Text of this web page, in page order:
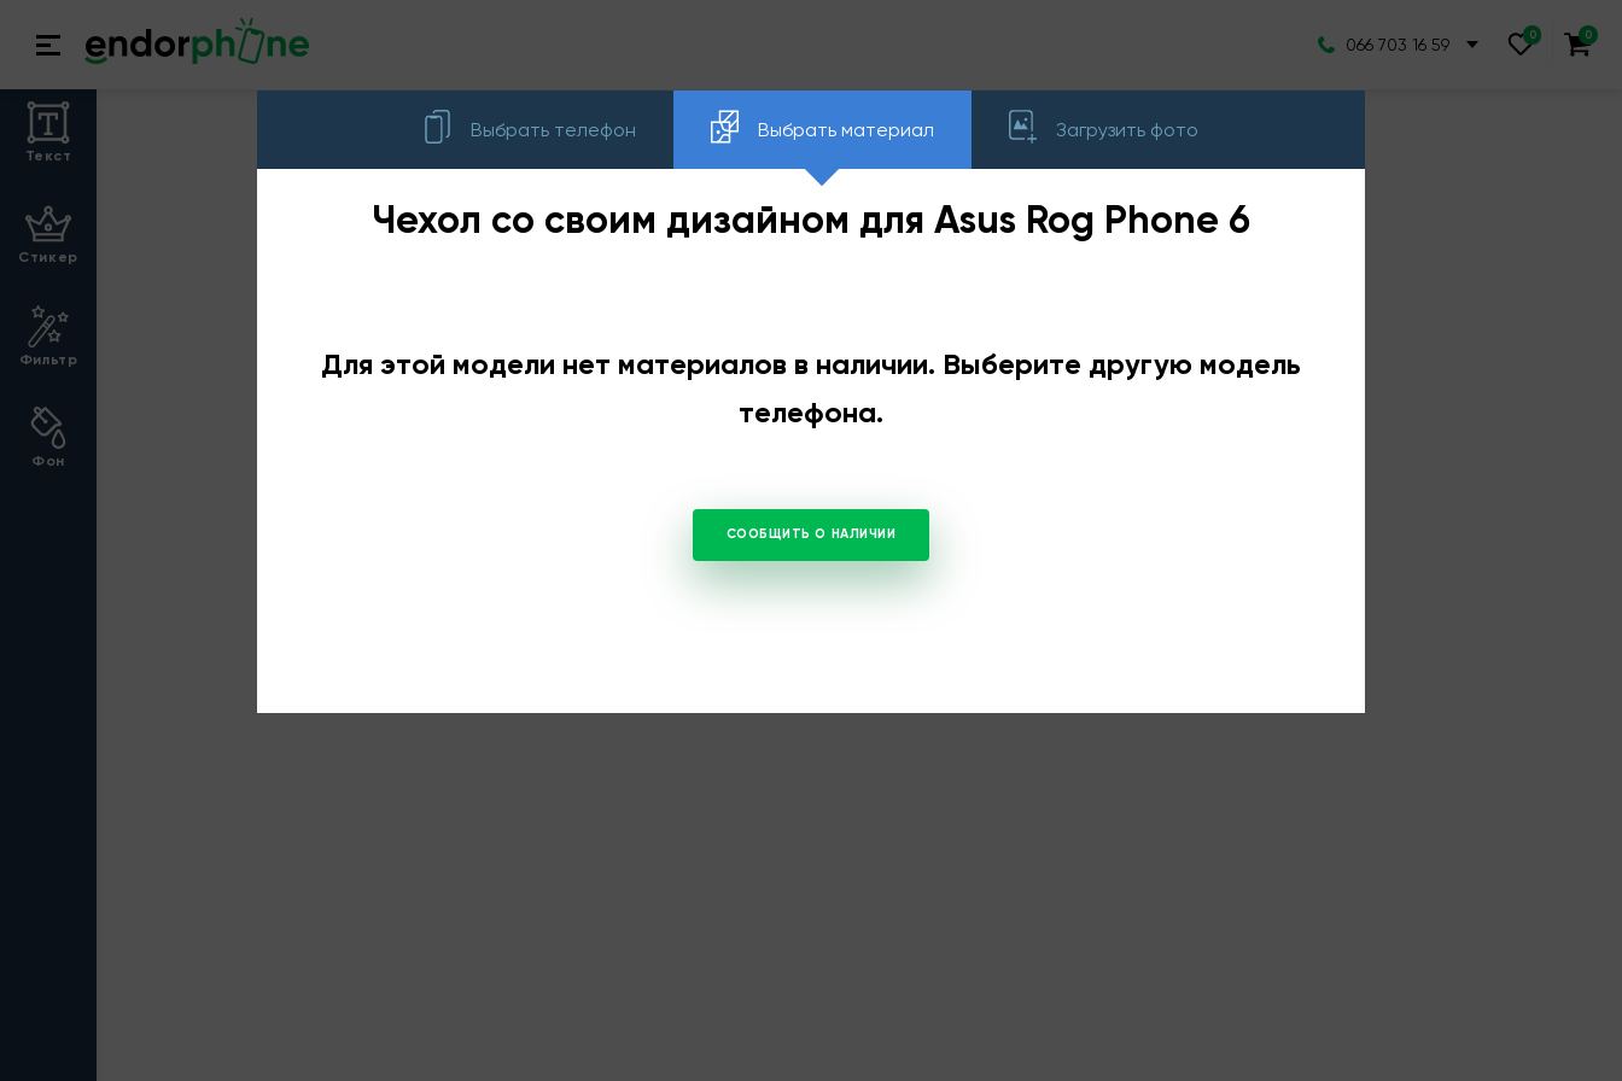
Выбрать телефон Выбрать материал Загрузить фото
Чехол со своим дизайном для Asus Rog Phone 6
Для этой модели нет материалов в наличии. Выберите другую модель
телефона.
СООБЩИТЬ О НАЛИЧИИ
066 703 16 59
Текст
Стикер
Фильтр
Фон